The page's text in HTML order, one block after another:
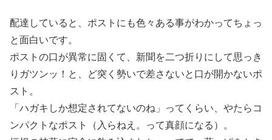
配達していると、ポストにも色々ある事がわかってちょっ
と面白いです。
ポストの口が異常に固くて、新聞を二つ折りにして思っき
りガツンッ！と、ど突く勢いで差さないと口が開かないポ
スト。
「ハガキしか想定されてないのね」ってくらい、やたらコ
ンパクトなポスト（入らねえ。って真顔になる）。